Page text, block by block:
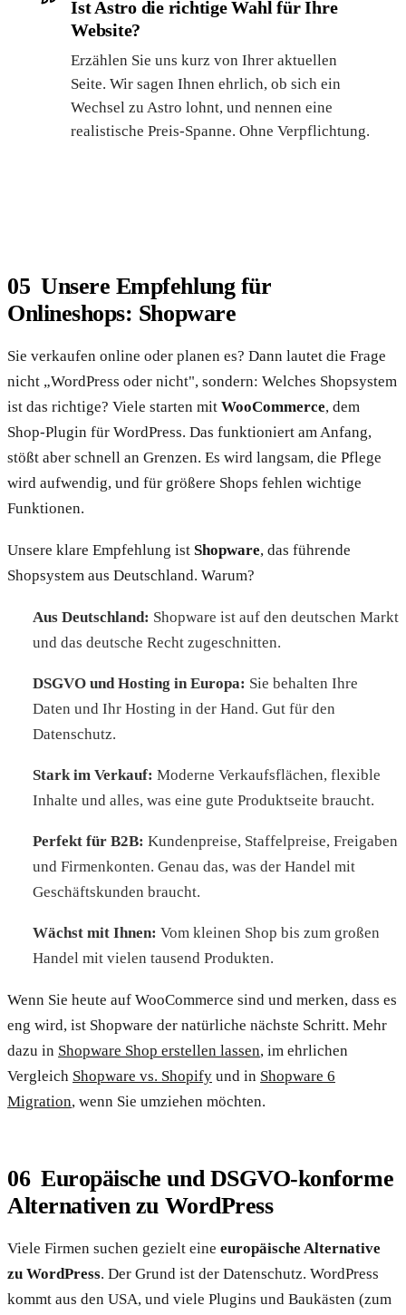
Ist Astro die richtige Wahl für Ihre
Website?
Erzählen Sie uns kurz von Ihrer aktuellen
Seite. Wir sagen Ihnen ehrlich, ob sich ein
Wechsel zu Astro lohnt, und nennen eine
realistische Preis-Spanne. Ohne Verpflichtung.
Unsere Empfehlung für
Onlineshops: Shopware
Sie verkaufen online oder planen es? Dann lautet die Frage
nicht „WordPress oder nicht", sondern: Welches Shopsystem
ist das richtige? Viele starten mit WooCommerce, dem
Shop-Plugin für WordPress. Das funktioniert am Anfang,
stößt aber schnell an Grenzen. Es wird langsam, die Pflege
wird aufwendig, und für größere Shops fehlen wichtige
Funktionen.
Unsere klare Empfehlung ist Shopware, das führende
Shopsystem aus Deutschland. Warum?
Aus Deutschland: Shopware ist auf den deutschen Markt
und das deutsche Recht zugeschnitten.
DSGVO und Hosting in Europa: Sie behalten Ihre
Daten und Ihr Hosting in der Hand. Gut für den
Datenschutz.
Stark im Verkauf: Moderne Verkaufsflächen, flexible
Inhalte und alles, was eine gute Produktseite braucht.
Perfekt für B2B: Kundenpreise, Staffelpreise, Freigaben
und Firmenkonten. Genau das, was der Handel mit
Geschäftskunden braucht.
Wächst mit Ihnen: Vom kleinen Shop bis zum großen
Handel mit vielen tausend Produkten.
Wenn Sie heute auf WooCommerce sind und merken, dass es
eng wird, ist Shopware der natürliche nächste Schritt. Mehr
dazu in Shopware Shop erstellen lassen, im ehrlichen
Vergleich Shopware vs. Shopify und in Shopware 6
Migration, wenn Sie umziehen möchten.
Europäische und DSGVO-konforme
Alternativen zu WordPress
Viele Firmen suchen gezielt eine europäische Alternative
zu WordPress. Der Grund ist der Datenschutz. WordPress
kommt aus den USA, und viele Plugins und Baukästen (zum